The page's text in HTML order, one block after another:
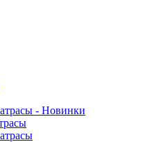
- Новинки